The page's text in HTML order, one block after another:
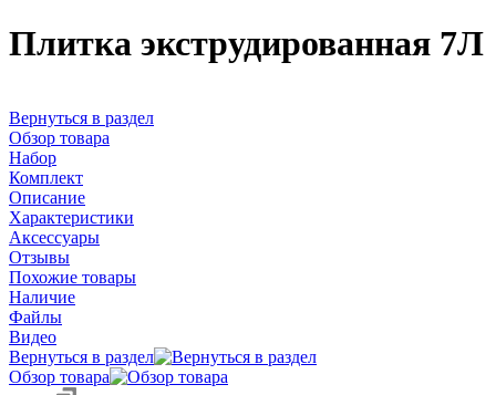
Плитка экструдированная 7Л
Вернуться в раздел
Обзор товара
Набор
Комплект
Описание
Характеристики
Аксессуары
Отзывы
Похожие товары
Наличие
Файлы
Видео
Вернуться в раздел
Обзор товара